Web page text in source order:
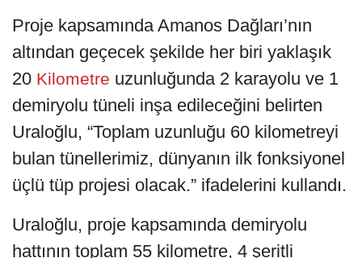
Proje kapsamında Amanos Dağları’nın
altından geçecek şekilde her biri yaklaşık
20 Kilometre uzunluğunda 2 karayolu ve 1
demiryolu tüneli inşa edileceğini belirten
Uraloğlu, “Toplam uzunluğu 60 kilometreyi
bulan tünellerimiz, dünyanın ilk fonksiyonel
üçlü tüp projesi olacak.” ifadelerini kullandı.
Uraloğlu, proje kapsamında demiryolu
hattının toplam 55 kilometre, 4 şeritli